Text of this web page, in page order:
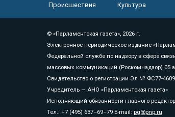
Происшествия
Культура
© «Парламентская газета», 2026 г.
Электронное периодическое издание
Федеральной службе по надзору в сфере
массовых коммуникаций (Роскомнадзор) 05
Свидетельство о регистрации Эл № ФС77-
Учредитель — АНО «Парламентская газета»
Исполняющий обязанности главного
Тел.: +7 (495) 637–69–79 E-mail: pg@pnp.ru